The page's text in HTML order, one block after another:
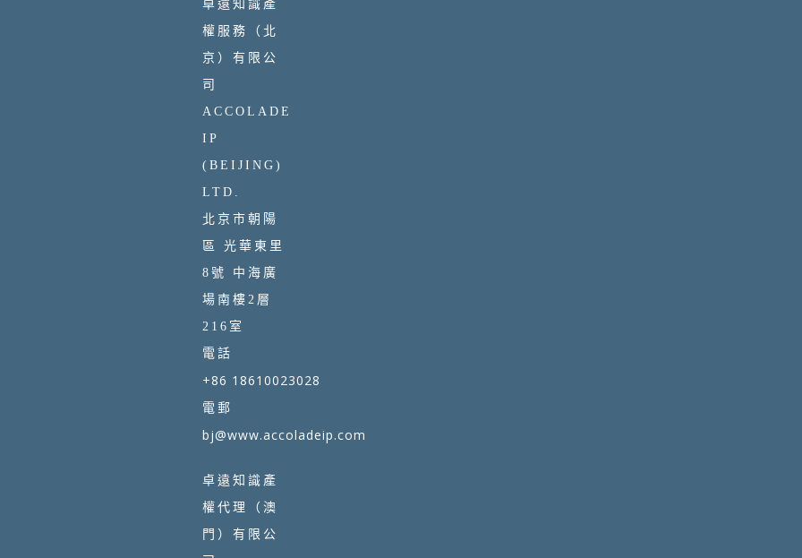
卓遠知識產
權服務（北
京）有限公
司
ACCOLADE
IP
(BEIJING)
LTD.
北京市朝陽
區 光華東里
8號 中海廣
場南樓2層
216室
電話
+86 18610023028
電郵
bj@www.accoladeip.com
卓遠知識產
權代理（澳
門）有限公